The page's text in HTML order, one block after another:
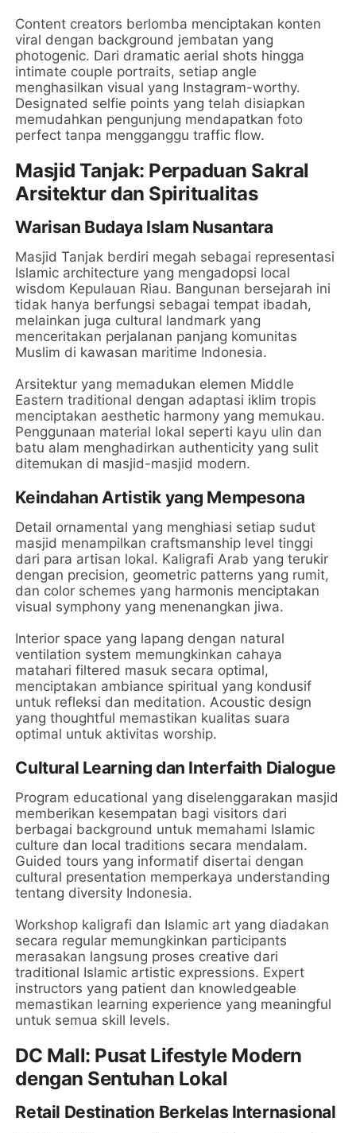
Content creators berlomba menciptakan konten
viral dengan background jembatan yang
photogenic. Dari dramatic aerial shots hingga
intimate couple portraits, setiap angle
menghasilkan visual yang Instagram-worthy.
Designated selfie points yang telah disiapkan
memudahkan pengunjung mendapatkan foto
perfect tanpa mengganggu traffic flow.
Masjid Tanjak: Perpaduan Sakral
Arsitektur dan Spiritualitas
Warisan Budaya Islam Nusantara
Masjid Tanjak berdiri megah sebagai representasi
Islamic architecture yang mengadopsi local
wisdom Kepulauan Riau. Bangunan bersejarah ini
tidak hanya berfungsi sebagai tempat ibadah,
melainkan juga cultural landmark yang
menceritakan perjalanan panjang komunitas
Muslim di kawasan maritime Indonesia.
Arsitektur yang memadukan elemen Middle
Eastern traditional dengan adaptasi iklim tropis
menciptakan aesthetic harmony yang memukau.
Penggunaan material lokal seperti kayu ulin dan
batu alam menghadirkan authenticity yang sulit
ditemukan di masjid-masjid modern.
Keindahan Artistik yang Mempesona
Detail ornamental yang menghiasi setiap sudut
masjid menampilkan craftsmanship level tinggi
dari para artisan lokal. Kaligrafi Arab yang terukir
dengan precision, geometric patterns yang rumit,
dan color schemes yang harmonis menciptakan
visual symphony yang menenangkan jiwa.
Interior space yang lapang dengan natural
ventilation system memungkinkan cahaya
matahari filtered masuk secara optimal,
menciptakan ambiance spiritual yang kondusif
untuk refleksi dan meditation. Acoustic design
yang thoughtful memastikan kualitas suara
optimal untuk aktivitas worship.
Cultural Learning dan Interfaith Dialogue
Program educational yang diselenggarakan masjid
memberikan kesempatan bagi visitors dari
berbagai background untuk memahami Islamic
culture dan local traditions secara mendalam.
Guided tours yang informatif disertai dengan
cultural presentation memperkaya understanding
tentang diversity Indonesia.
Workshop kaligrafi dan Islamic art yang diadakan
secara regular memungkinkan participants
merasakan langsung proses creative dari
traditional Islamic artistic expressions. Expert
instructors yang patient dan knowledgeable
memastikan learning experience yang meaningful
untuk semua skill levels.
DC Mall: Pusat Lifestyle Modern
dengan Sentuhan Lokal
Retail Destination Berkelas Internasional